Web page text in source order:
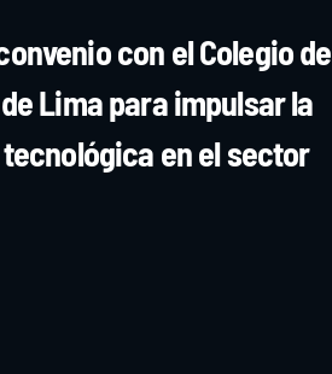
con el Colegio de
Lima para impulsar la
en el sector